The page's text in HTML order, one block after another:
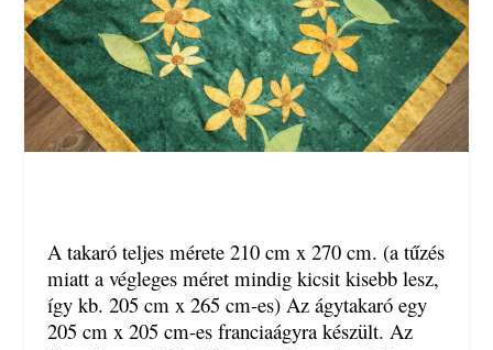
A takaró teljes mérete 210 cm x 270 cm. (a tűzés
miatt a végleges méret mindig kicsit kisebb lesz,
így kb. 205 cm x 265 cm-es) Az ágytakaró egy
205 cm x 205 cm-es franciaágyra készült. Az